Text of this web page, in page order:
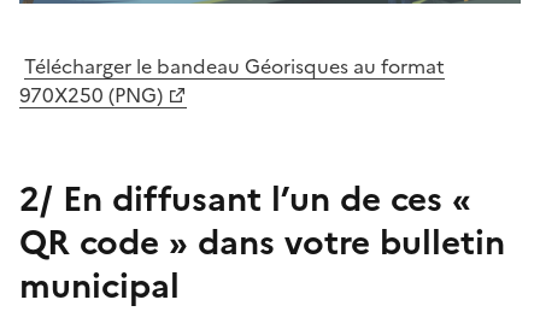
Télécharger le bandeau Géorisques au format
970X250 (PNG)
2/ En diffusant l’un de ces «
QR code » dans votre bulletin
municipal